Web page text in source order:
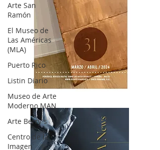
Arte San
Ramón
El Museo de
Las Américas
(MLA)
Puerto Rico
Listin Diario
Museo de Arte
Moderno MAN
Arte Berry's
Centro de la
Imagen
OCA|News 31 / Marzo-Abril / 2024